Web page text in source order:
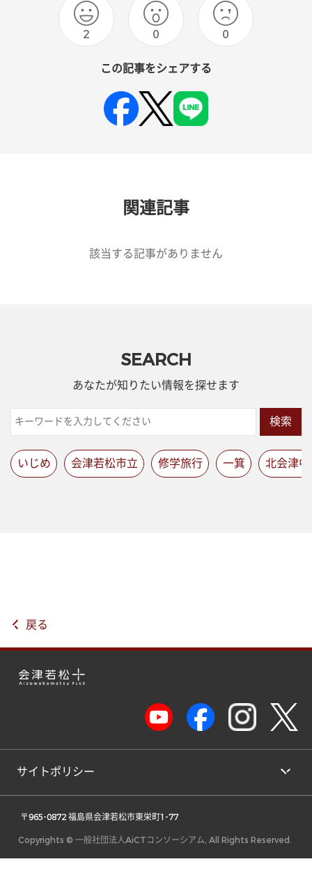
2 0 0
この記事をシェアする
関連記事
該当する記事がありません
SEARCH
あなたが知りたい情報を探せます
検索
いじめ 会津若松市立 修学旅行 一箕 北会津中
戻る
サイトポリシー
〒965-0872 福島県会津若松市東栄町1-77
Copyrights © 一般社団法人AiCTコンソーシアム, All Rights Reserved.